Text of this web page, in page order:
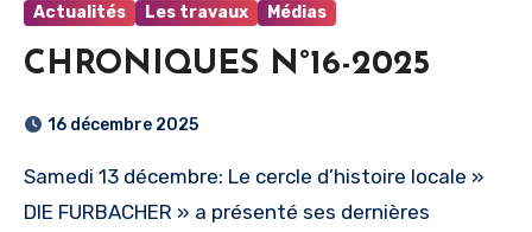
Actualités Les travaux Médias
CHRONIQUES N°16-2025
16 décembre 2025
Samedi 13 décembre: Le cercle d’histoire locale »
DIE FURBACHER » a présenté ses dernières